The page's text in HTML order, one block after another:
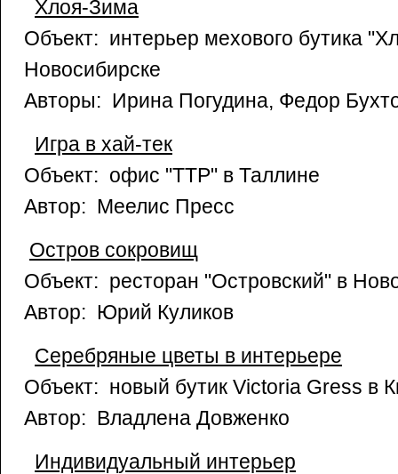
Хлоя-Зима
Объект: интерьер мехового бутика
Новосибирске
Авторы: Ирина Погудина, Федор
Игра в хай-тек
Объект: офис "TTP" в Таллине
Автор: Меелис Пресс
Остров сокровищ
Объект: ресторан "Островский" в
Автор: Юрий Куликов
Серебряные цветы в интерьере
Объект: новый бутик Victoria Gress в
Автор: Владлена Довженко
Индивидуальный интерьер